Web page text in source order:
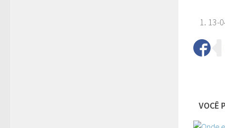
13-
VOCÊ